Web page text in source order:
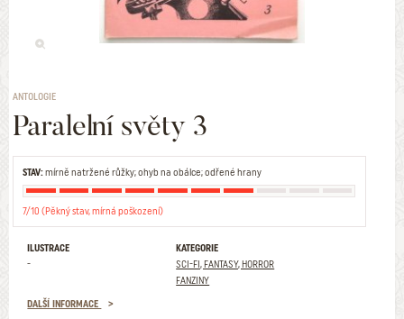
ANTOLOGIE
Paralelní světy 3
STAV:mírně natržené růžky; ohyb na obálce; odřené hrany
7/10 (Pěkný stav, mírná poškození)
ILUSTRACE
-
KATEGORIE
SCI-FI, FANTASY, HORROR
FANZINY
DALŠÍ INFORMACE